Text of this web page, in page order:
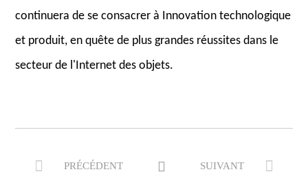
continuera de se consacrer à Innovation technologique
et produit, en quête de plus grandes réussites dans le
secteur de l'Internet des objets.
 PRÉCÉDENT  
SUIVANT